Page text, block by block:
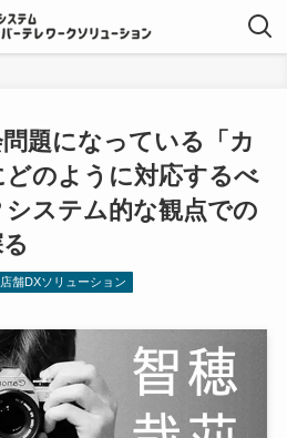
題になっている「カ
のように対応するべ
システム的な観点での
店舗DXソリューション